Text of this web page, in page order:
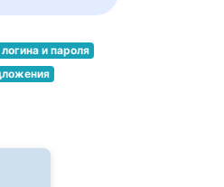
и пароля